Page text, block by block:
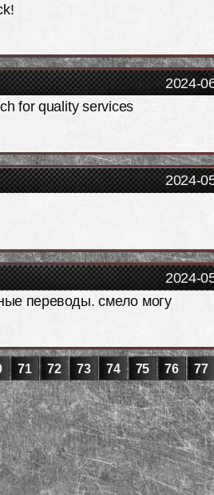
2024-
for quality services
2024-
2024-
переводы. смело могу
71 72 73 74 75 76 77